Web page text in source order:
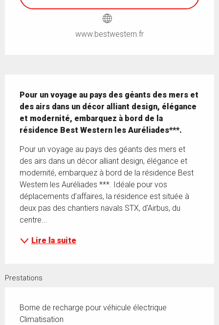
www.bestwestern.fr
Pour un voyage au pays des géants des mers et
des airs dans un décor alliant design, élégance
et modernité, embarquez à bord de la
résidence Best Western les Auréliades***.
Pour un voyage au pays des géants des mers et
des airs dans un décor alliant design, élégance et
modernité, embarquez à bord de la résidence Best
Western les Auréliades ***. Idéale pour vos
déplacements d’affaires, la résidence est située à
deux pas des chantiers navals STX, d'Airbus, du
centre...
Lire la suite
Prestations
Borne de recharge pour véhicule électrique
Climatisation